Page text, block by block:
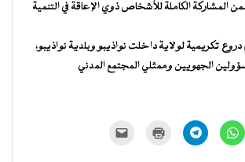
المشاركة الكاملة للأشخاص ذوي الإعاقة في التنمية
تكريمية لولاية داخلت نواذيبو وبلدية نواذيبو،
الجهويين وممثلي المجتمع المدني
انقر
للمشاركة
انقر
للمشاركة للطباعة